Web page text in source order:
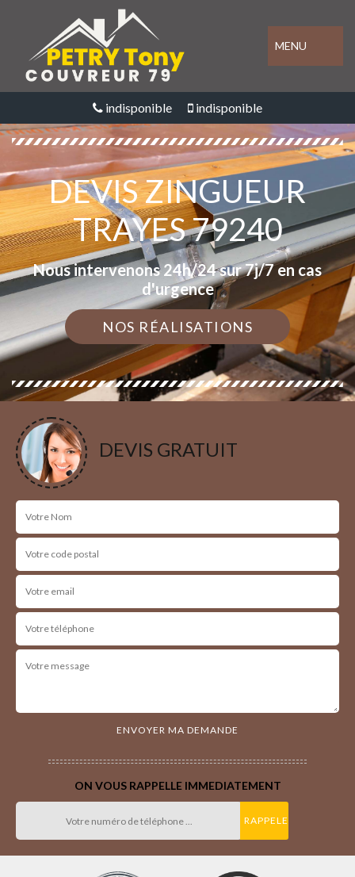
MENU
indisponible indisponible
DEVIS ZINGUEUR
TRAYES 79240
Nous intervenons 24h/24 sur 7j/7 en cas
d'urgence
NOS RÉALISATIONS
DEVIS GRATUIT
ON VOUS RAPPELLE IMMEDIATEMENT